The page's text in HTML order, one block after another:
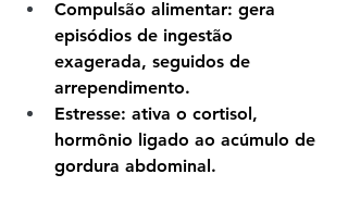
Compulsão alimentar: gera
episódios de ingestão
exagerada, seguidos de
arrependimento.
Estresse: ativa o cortisol,
hormônio ligado ao acúmulo de
gordura abdominal.